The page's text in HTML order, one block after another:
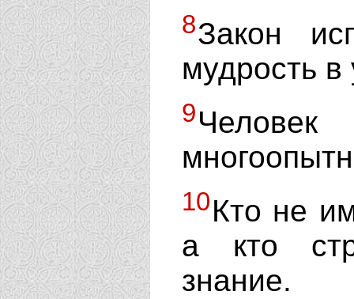
8Закон
мудрость
9
10Кто не
а кто
знание.